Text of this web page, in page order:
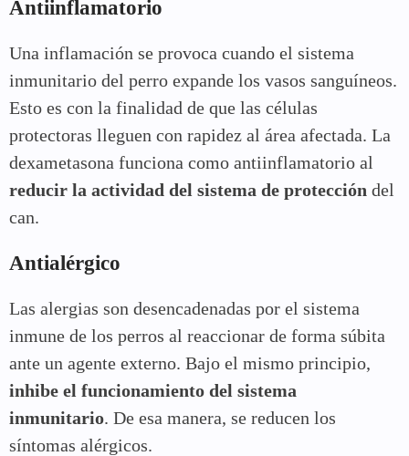
Antiinflamatorio
Una inflamación se provoca cuando el sistema
inmunitario del perro expande los vasos sanguíneos.
Esto es con la finalidad de que las células
protectoras lleguen con rapidez al área afectada. La
dexametasona funciona como antiinflamatorio al
reducir la actividad del sistema de protección del
can.
Antialérgico
Las alergias son desencadenadas por el sistema
inmune de los perros al reaccionar de forma súbita
ante un agente externo. Bajo el mismo principio,
inhibe el funcionamiento del sistema
inmunitario. De esa manera, se reducen los
síntomas alérgicos.